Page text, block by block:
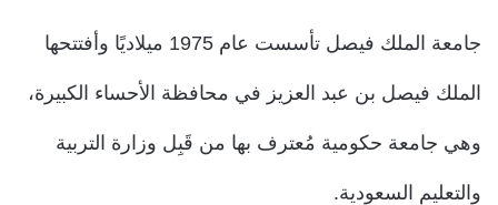
جامعة الملك فيصل تأسست عام 1975 ميلاديًا وأفتتحها
الملك فيصل بن عبد العزيز في محافظة الأحساء الكبيرة،
وهي جامعة حكومية مُعترف بها من قَبِل وزارة التربية
والتعليم السعودية.